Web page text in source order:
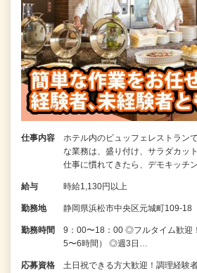
仕事内容
ホテル内のビュッフェレストラン
な業務は、盛り付け、サラダカッ
仕事に慣れてきたら、デモキッチ
給与 時給1,130円以上
勤務地 静岡県浜松市中央区元城町109-18
勤務時間
9：00〜18：00 ◎フルタイム歓迎
5〜6時間） ◎週3日…
応募資格
土日祝できる方大歓迎！調理経